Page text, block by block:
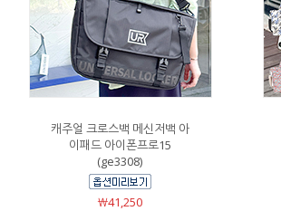
캐주얼 크로스백 메신저백 아
이패드 아이폰프로15
(ge3308)
￦41,250